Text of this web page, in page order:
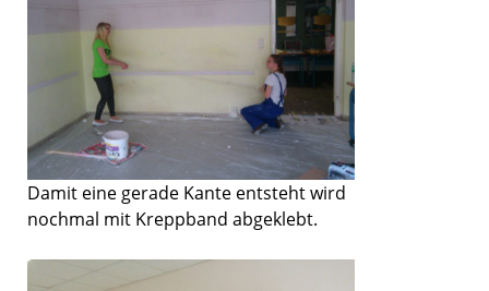
Damit eine gerade Kante entsteht wird
nochmal mit Kreppband abgeklebt.